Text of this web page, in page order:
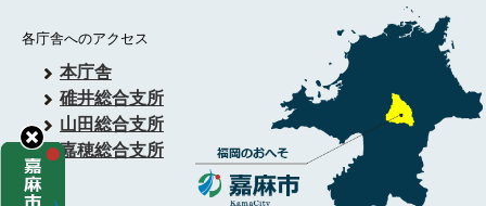
各庁舎へのアクセス
本庁舎
碓井総合支所
山田総合支所
嘉穂総合支所